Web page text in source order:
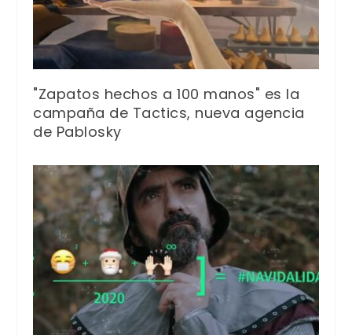
"Zapatos hechos a 100 manos" es la
campaña de Tactics, nueva agencia
de Pablosky